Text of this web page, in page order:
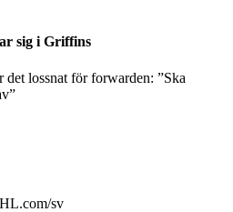
sig i Griffins
det lossnat för forwarden: ”Ska
sv